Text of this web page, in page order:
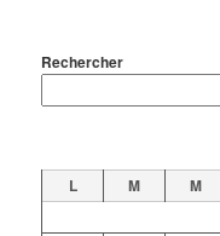
Rechercher
L M M